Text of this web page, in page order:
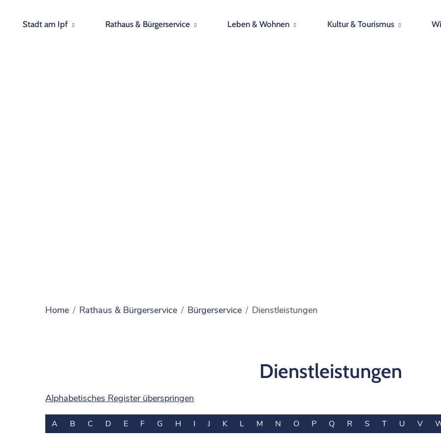
Stadt am Ipf Rathaus & Bürgerservice Leben & Wohnen Kultur & Tourismus
Home Rathaus & Bürgerservice Bürgerservice Dienstleistungen
Dienstleistungen
Alphabetisches Register überspringen
A B C D E F G H I J K L M N O P Q R S T U V